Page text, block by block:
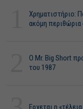
Χρηματιστήριο:
ακόμη περιθώρια
O Mr. Big Short
του 1987
Ερχεται η